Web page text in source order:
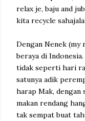
relax je, baju and
kita recycle
Dengan Nenek (my
beraya di
tidak seperti hari
satunya adik
harap Mak,
makan rendang
tak sempat buat